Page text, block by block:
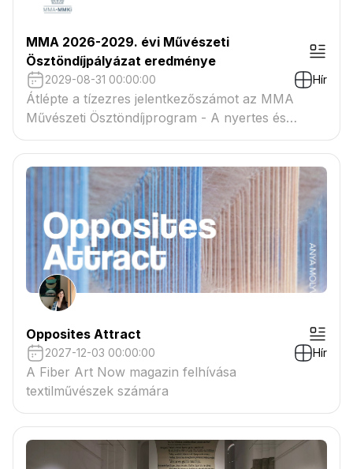
MMA 2026-2029. évi Művészeti
Ösztöndíjpályázat eredménye
2029-08-31 00:00:00 Hír
Átlépte a tízezres jelentkezőszámot az MMA
Művészeti Ösztöndíjprogram - A nyertes és
tartaléklistás pályázók névsora megtekinthető a
csatolmányban
Opposites Attract
2027-12-03 00:00:00 Hír
A Fiber Art Now magazin felhívása
textilművészek számára